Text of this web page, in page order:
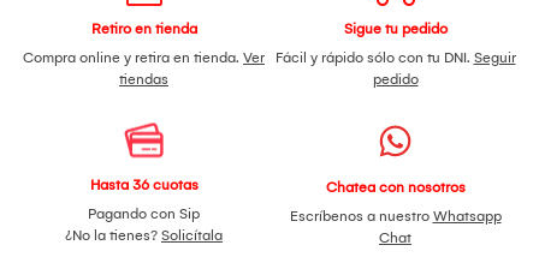
Retiro en tienda
Compra online y retira en tienda. Ver
tiendas
Sigue tu pedido
Fácil y rápido sólo con tu DNI. Seguir
pedido
Hasta 36 cuotas
Pagando con Sip
¿No la tienes? Solicítala
Chatea con nosotros
Escríbenos a nuestro Whatsapp
Chat